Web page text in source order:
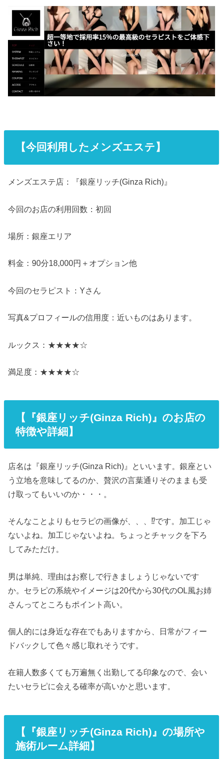
【今回利用したメンズエステ】
メンズエステ店：『銀座リッチ(Ginza Rich)』
今回のお店の利用回数：初回
場所：銀座エリア
料金：90分18,000円＋オプション他
今回のセラピスト：Yさん
写真&プロフィールの信用度：近いものはあります。
ルックス：★★★★☆
満足度：★★★★☆
【『銀座リッチ(Ginza Rich)』のお店の
特徴や詳細】
店名は『銀座リッチ(Ginza Rich)』といいます。銀座とい
う立地を意味してるのか、贅沢の言葉通りそのままも受
け取ってもいいのか・・・。
そんなことよりもセラピの画像が、、、⁉です。加工じゃ
ないよね。加工じゃないよね。ちょっとチャックを下ろ
してみただけ。
男は単純、理由はお察しで行きましょうじゃないです
か。セラピの系統やイメージは20代から30代のOL風お姉
さんってところもポイント高い。
個人的には身近な存在でもありますから、日常がフィー
ドバックして色々感じ取れそうです。
在籍人数多くても万遍無く出勤してる印象なので、会い
たいセラピに会える確率が高いかと思います。
【『銀座リッチ(Ginza Rich)』の場所や
施術ルーム詳細】